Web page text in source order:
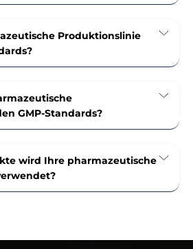
Produktionslinie
GMP-Standards?
wird Ihre pharmazeutische